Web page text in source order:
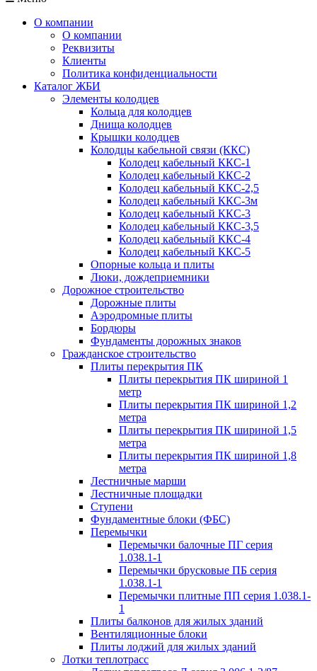
О компании
О компании
Реквизиты
Клиенты
Политика конфиденциальности
Каталог ЖБИ
Элементы колодцев
Кольца для колодцев
Днища колодцев
Крышки колодцев
Колодцы кабельной связи (ККС)
Колодец кабельный ККС-1
Колодец кабельный ККС-2
Колодец кабельный ККС-2,5
Колодец кабельный ККС-3м
Колодец кабельный ККС-3
Колодец кабельный ККС-3,5
Колодец кабельный ККС-4
Колодец кабельный ККС-5
Опорные кольца и плиты
Люки, дождеприемники
Дорожное строительство
Дорожные плиты
Аэродромные плиты
Бордюры
Фундаменты дорожных знаков
Гражданское строительство
Плиты перекрытия ПК
Плиты перекрытия ПК шириной 1
метр
Плиты перекрытия ПК шириной 1,2
метра
Плиты перекрытия ПК шириной 1,5
метра
Плиты перекрытия ПК шириной 1,8
метра
Лестничные марши
Лестничные площадки
Ступени
Фундаментные блоки (ФБС)
Перемычки
Перемычки балочные ПГ серия
1.038.1-1
Перемычки брусковые ПБ серия
1.038.1-1
Перемычки плитные ПП серия 1.038.1-
1
Плиты балконов для жилых зданий
Вентиляционные блоки
Плиты лоджий для жилых зданий
Лотки теплотрасс